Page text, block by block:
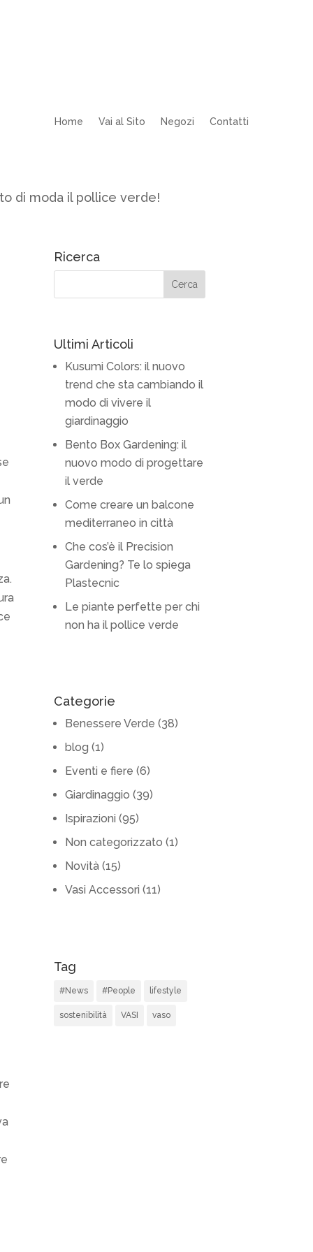
Home Vai al Sito Negozi Contatti
di moda il pollice verde!
Ricerca
Ultimi Articoli
Kusumi Colors: il nuovo
trend che sta cambiando il
modo di vivere il
giardinaggio
Bento Box Gardening: il
nuovo modo di progettare
il verde
Come creare un balcone
mediterraneo in città
Che cos’è il Precision
Gardening? Te lo spiega
Plastecnic
Le piante perfette per chi
non ha il pollice verde
Categorie
Benessere Verde (38)
blog (1)
Eventi e fiere (6)
Giardinaggio (39)
Ispirazioni (95)
Non categorizzato (1)
Novità (15)
Vasi Accessori (11)
Tag
#News #People lifestyle
sostenibilità VASI vaso